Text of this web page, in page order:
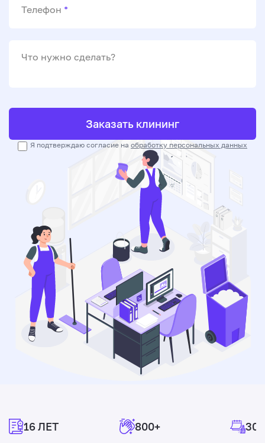
Телефон *
Что нужно сделать?
Заказать клининг
Я подтверждаю согласие на обработку персональных данных
16 ЛЕТ 800+